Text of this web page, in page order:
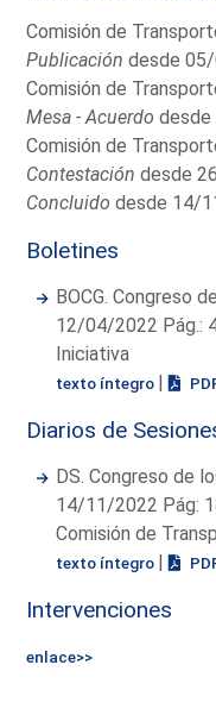
Comisión de
Publicación desde
Comisión de
Mesa - Acuerdo
Comisión de
Contestación desde
Concluido desde 14/
Boletines
BOCG. Congreso
12/04/2022 Pág.:
Iniciativa
texto íntegro |
Diarios de
DS. Congreso de
14/11/2022 Pág:
Comisión de
texto íntegro |
Intervenciones
enlace>>